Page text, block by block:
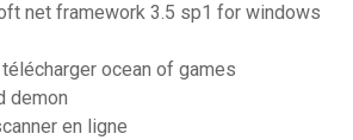
net framework 3.5 sp1 for windows
ocean of games
demon
en ligne